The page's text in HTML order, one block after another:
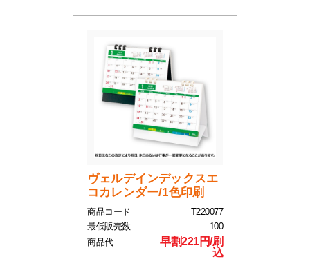
ヴェルデインデックスエ
コカレンダー/1色印刷
商品コード
T220077
最低販売数
100
商品代
早割221円/刷
込